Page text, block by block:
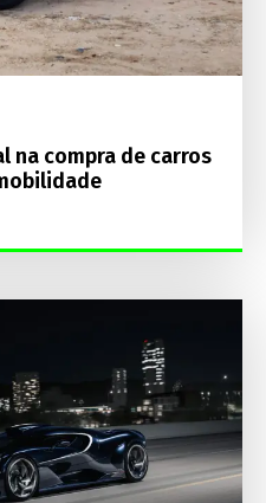
na compra de carros